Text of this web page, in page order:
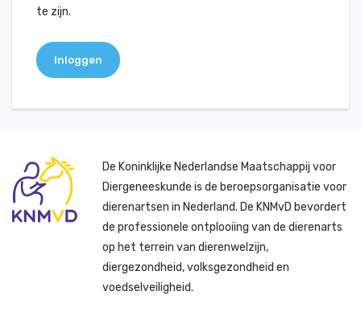
te zijn.
Inloggen
De Koninklijke Nederlandse Maatschappij voor
Diergeneeskunde is de beroepsorganisatie voor
dierenartsen in Nederland. De KNMvD bevordert
de professionele ontplooiing van de dierenarts
op het terrein van dierenwelzijn,
diergezondheid, volksgezondheid en
voedselveiligheid.